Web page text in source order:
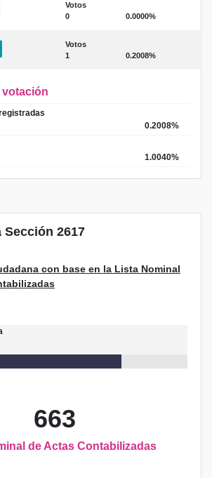
Votos
0
0.0000%
Votos
1
0.2008%
votación
0.2008%
1.0040%
Sección 2617
con base en la Lista Nominal
663
de Actas Contabilizadas